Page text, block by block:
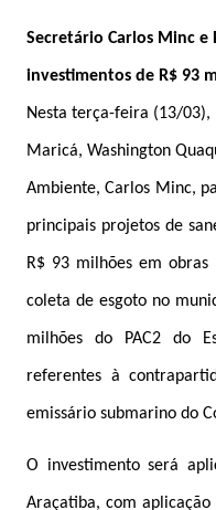
Secretário Carlos Minc
investimentos de R$ 93
Nesta terça-feira (13/
Maricá, Washington
Ambiente, Carlos Minc,
principais projetos de
R$ 93 milhões em
coleta de esgoto no
milhões do PAC2 do
referentes à
emissário submarino do
O investimento será
Araçatiba, com